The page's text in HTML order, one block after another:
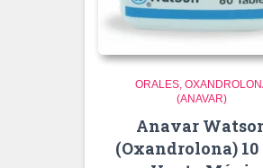
ORALES
(ANAVAR)
Anavar
(Oxandrolona) 10